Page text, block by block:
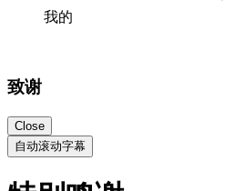
我的
致谢
Close
自动滚动字幕